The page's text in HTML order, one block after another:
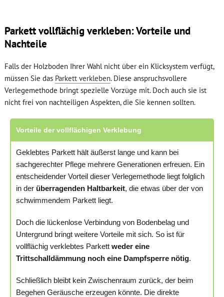
Parkett vollflächig verkleben: Vorteile und
Nachteile
Falls der Holzboden Ihrer Wahl nicht über ein Klicksystem verfügt,
müssen Sie das Parkett verkleben. Diese anspruchsvollere
Verlegemethode bringt spezielle Vorzüge mit. Doch auch sie ist
nicht frei von nachteiligen Aspekten, die Sie kennen sollten.
Vorteile der vollflächigen Verklebung
Geklebtes Parkett hält äußerst lange und kann bei
sachgerechter Pflege mehrere Generationen erfreuen. Ein
entscheidender Vorteil dieser Verlegemethode liegt folglich
in der überragenden Haltbarkeit, die etwas über der von
schwimmendem Parkett liegt.
Doch die lückenlose Verbindung von Bodenbelag und
Untergrund bringt weitere Vorteile mit sich. So ist für
vollflächig verklebtes Parkett weder eine
Trittschalldämmung noch eine Dampfsperre nötig.
Schließlich bleibt kein Zwischenraum zurück, der beim
Begehen Geräusche erzeugen könnte. Die direkte